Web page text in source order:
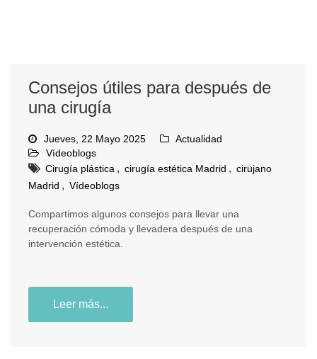
Consejos útiles para después de
una cirugía
Jueves, 22 Mayo 2025
Actualidad
Vídeoblogs
Cirugía plástica , cirugía estética Madrid , cirujano
Madrid , Vídeoblogs
Compartimos algunos consejos para llevar una
recuperación cómoda y llevadera después de una
intervención estética.
Leer más...